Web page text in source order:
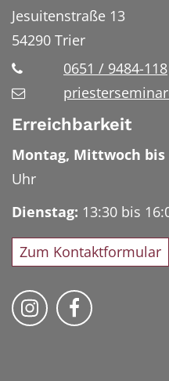
Jesuitenstraße 13
54290 Trier
0651 / 9484-118
Erreichbarkeit
Montag, Mittwoch bis
Uhr
Dienstag: 13:30 bis
Zum Kontaktformular
Bischöfliches